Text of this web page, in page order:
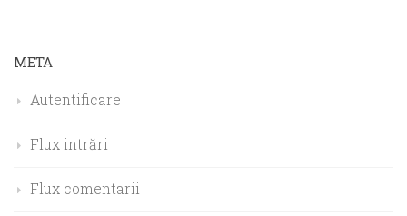
META
Autentificare
Flux intrări
Flux comentarii